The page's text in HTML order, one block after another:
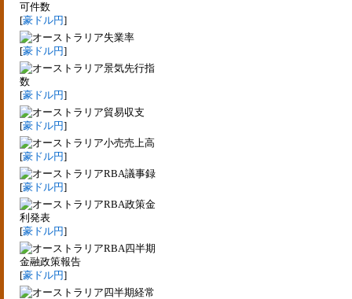
可件数
[豪ドル円]
失業率
[豪ドル円]
景気先行指
数
[豪ドル円]
貿易収支
[豪ドル円]
小売売上高
[豪ドル円]
RBA議事録
[豪ドル円]
RBA政策金
利発表
[豪ドル円]
RBA四半期
金融政策報告
[豪ドル円]
四半期経常